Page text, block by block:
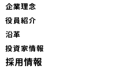
企業理念
役員紹介
沿革
投資家情報
採用情報